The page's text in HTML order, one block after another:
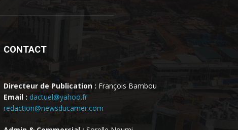
CONTACT
Directeur de Publication : François Bambou
Email : dactuel@yahoo.fr
redaction@newsducamer.com